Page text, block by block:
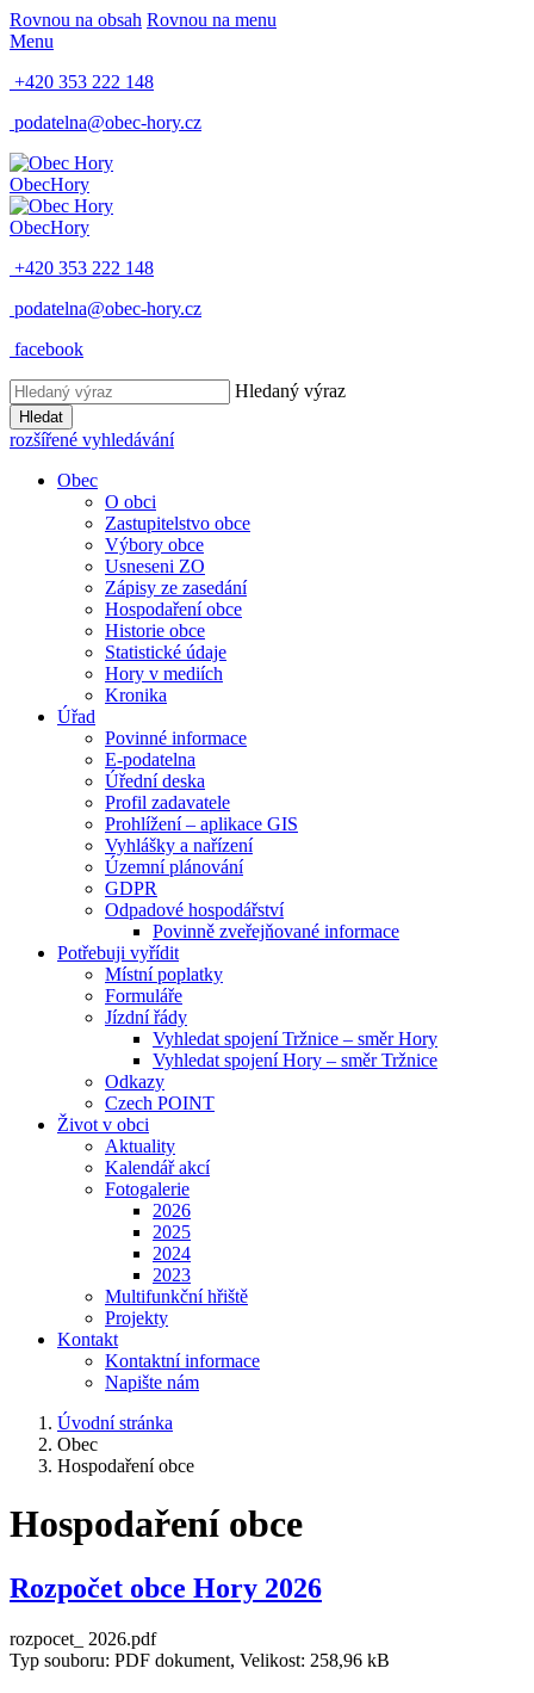
Rovnou na obsah Rovnou na menu
Menu
+420 353 222 148
podatelna@obec-hory.cz
ObecHory
ObecHory
+420 353 222 148
podatelna@obec-hory.cz
facebook
Hledaný výraz
Hledat
rozšířené vyhledávání
Obec
O obci
Zastupitelstvo obce
Výbory obce
Usneseni ZO
Zápisy ze zasedání
Hospodaření obce
Historie obce
Statistické údaje
Hory v mediích
Kronika
Úřad
Povinné informace
E-podatelna
Úřední deska
Profil zadavatele
Prohlížení – aplikace GIS
Vyhlášky a nařízení
Územní plánování
GDPR
Odpadové hospodářství
Povinně zveřejňované informace
Potřebuji vyřídit
Místní poplatky
Formuláře
Jízdní řády
Vyhledat spojení Tržnice – směr Hory
Vyhledat spojení Hory – směr Tržnice
Odkazy
Czech POINT
Život v obci
Aktuality
Kalendář akcí
Fotogalerie
2026
2025
2024
2023
Multifunkční hřiště
Projekty
Kontakt
Kontaktní informace
Napište nám
Úvodní stránka
Obec
Hospodaření obce
Hospodaření obce
Rozpočet obce Hory 2026
rozpocet_ 2026.pdf
Typ souboru: PDF dokument, Velikost: 258,96 kB